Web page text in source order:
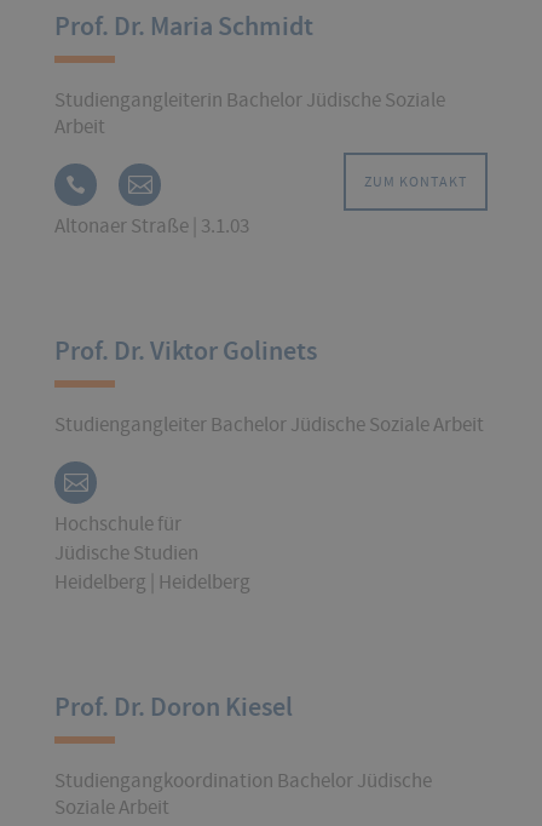
Prof. Dr. Maria Schmidt
Studiengangleiterin Bachelor Jüdische Soziale
Arbeit
Altonaer Straße | 3.1.03
ZUM KONTAKT
Prof. Dr. Viktor Golinets
Studiengangleiter Bachelor Jüdische Soziale Arbeit
Hochschule für
Jüdische Studien
Heidelberg | Heidelberg
Prof. Dr. Doron Kiesel
Studiengangkoordination Bachelor Jüdische
Soziale Arbeit